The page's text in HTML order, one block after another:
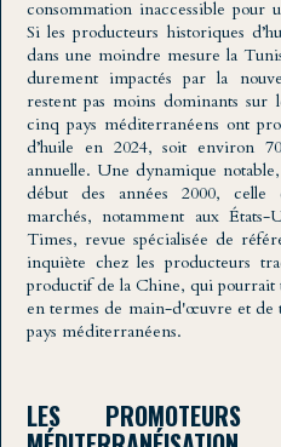
consommation inaccessible pour
Si les producteurs historiques
dans une moindre mesure la
durement impactés par la
restent pas moins dominants
cinq pays méditerranéens ont
d’huile en 2024, soit environ
annuelle. Une dynamique
début des années 2000, celle
marchés, notamment aux
Times, revue spécialisée de
inquiète chez les producteurs
productif de la Chine, qui pourrait
en termes de main-d'œuvre et de
pays méditerranéens.
LES